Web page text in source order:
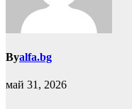
Byalfa.bg
май 31, 2026